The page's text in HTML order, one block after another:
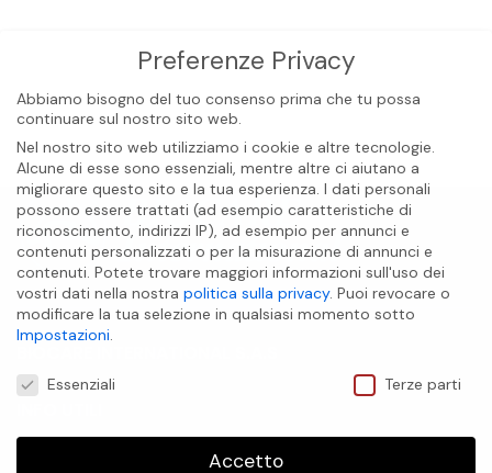
Preferenze Privacy
Abbiamo bisogno del tuo consenso prima che tu possa
continuare sul nostro sito web.
Nel nostro sito web utilizziamo i cookie e altre tecnologie.
Alcune di esse sono essenziali, mentre altre ci aiutano a
migliorare questo sito e la tua esperienza. I dati personali
possono essere trattati (ad esempio caratteristiche di
riconoscimento, indirizzi IP), ad esempio per annunci e
contenuti personalizzati o per la misurazione di annunci e
contenuti. Potete trovare maggiori informazioni sull'uso dei
vostri dati nella nostra politica sulla privacy. Puoi revocare o
modificare la tua selezione in qualsiasi momento sotto
Impostazioni.
Essenziali Terze parti
Accetto